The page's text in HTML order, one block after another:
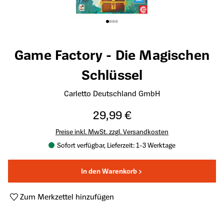
Game Factory - Die Magischen
Schlüssel
Carletto Deutschland GmbH
29,99 €
Preise inkl. MwSt. zzgl. Versandkosten
Sofort verfügbar, Lieferzeit: 1-3 Werktage
In den Warenkorb
Zum Merkzettel hinzufügen